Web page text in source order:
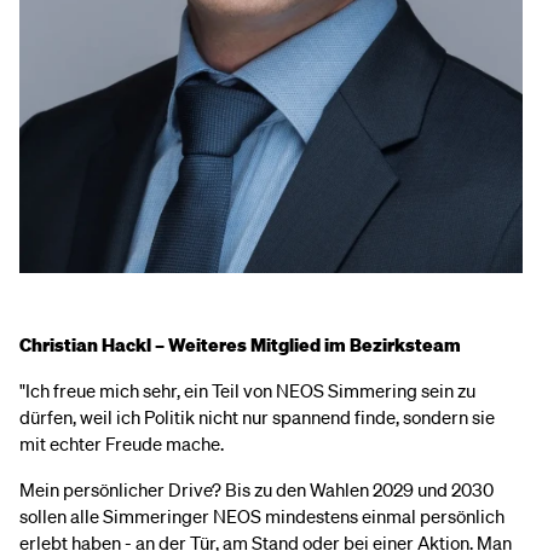
Christian Hackl – Weiteres Mitglied im Bezirksteam
"Ich freue mich sehr, ein Teil von NEOS Simmering sein zu
dürfen, weil ich Politik nicht nur spannend finde, sondern sie
mit echter Freude mache.
Mein persönlicher Drive? Bis zu den Wahlen 2029 und 2030
sollen alle Simmeringer NEOS mindestens einmal persönlich
erlebt haben - an der Tür, am Stand oder bei einer Aktion. Man